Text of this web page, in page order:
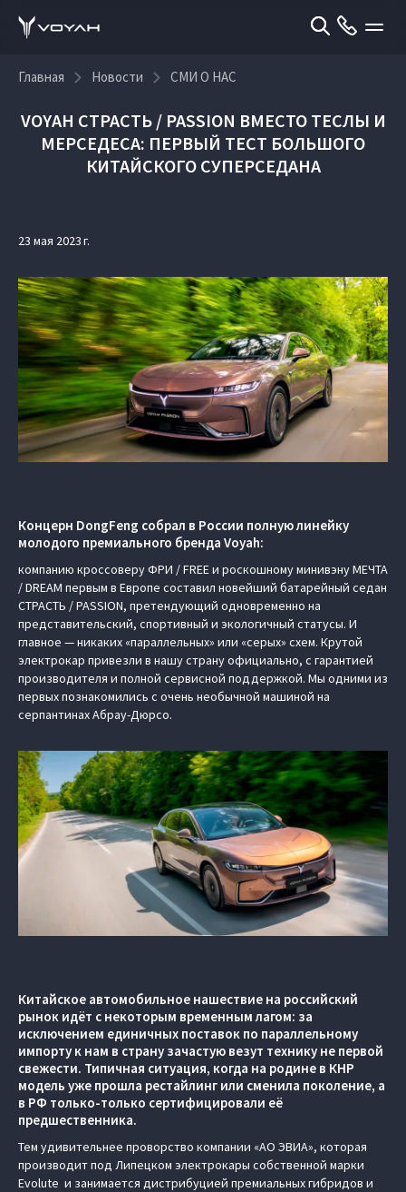
Главная Новости СМИ О НАС
VOYAH СТРАСТЬ / PASSION ВМЕСТО ТЕСЛЫ И
МЕРСЕДЕСА: ПЕРВЫЙ ТЕСТ БОЛЬШОГО
КИТАЙСКОГО СУПЕРСЕДАНА
23 мая 2023 г.
Концерн DongFeng собрал в России полную линейку
молодого премиального бренда Voyah:
компанию кроссоверу ФРИ / FREE и роскошному минивэну МЕЧТА
/ DREAM первым в Европе составил новейший батарейный седан
СТРАСТЬ / PASSION, претендующий одновременно на
представительский, спортивный и экологичный статусы. И
главное — никаких «параллельных» или «серых» схем. Крутой
электрокар привезли в нашу страну официально, с гарантией
производителя и полной сервисной поддержкой. Мы одними из
первых познакомились с очень необычной машиной на
серпантинах Абрау-Дюрсо.
Китайское автомобильное нашествие на российский
рынок идёт с некоторым временным лагом: за
исключением единичных поставок по параллельному
импорту к нам в страну зачастую везут технику не первой
свежести. Типичная ситуация, когда на родине в КНР
модель уже прошла рестайлинг или сменила поколение, а
в РФ только-только сертифицировали её
предшественника.
Тем удивительнее проворство компании «АО ЭВИА», которая
производит под Липецком электрокары собственной марки
Evolute и занимается дистрибуцией премиальных гибридов и